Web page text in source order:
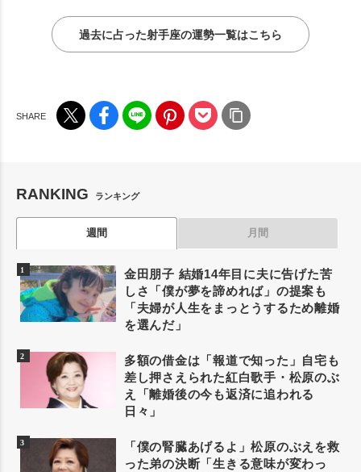
過去に占った射手座の運勢一覧はこちら
RANKING ランキング
週間 月間
金田朋子 結婚14年目に夫に告げた苦
しさ「僕が夢を諦めれば」の提案も
「夫婦が人生をまっとうするため離婚
を選んだ」
多額の借金は「報道で知った」自宅も
差し押さえられた紅白歌手・松原のぶ
え「離婚後の今も返済に追われる
日々」
「僕の腎臓あげるよ」松原のぶえを救
った弟の決断「生きる意味が変わっ